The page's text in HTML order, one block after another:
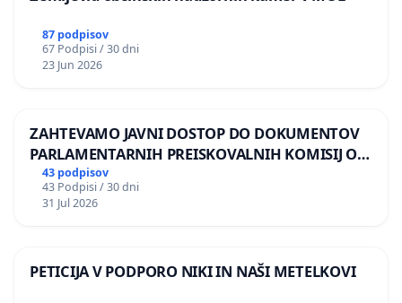
87 podpisov
67 Podpisi / 30 dni
23 Jun 2026
ZAHTEVAMO JAVNI DOSTOP DO DOKUMENTOV
PARLAMENTARNIH PREISKOVALNIH KOMISIJ O
ILEGALNI TRGOVINI Z OROŽJEM
43 podpisov
43 Podpisi / 30 dni
31 Jul 2026
PETICIJA V PODPORO NIKI IN NAŠI METELKOVI